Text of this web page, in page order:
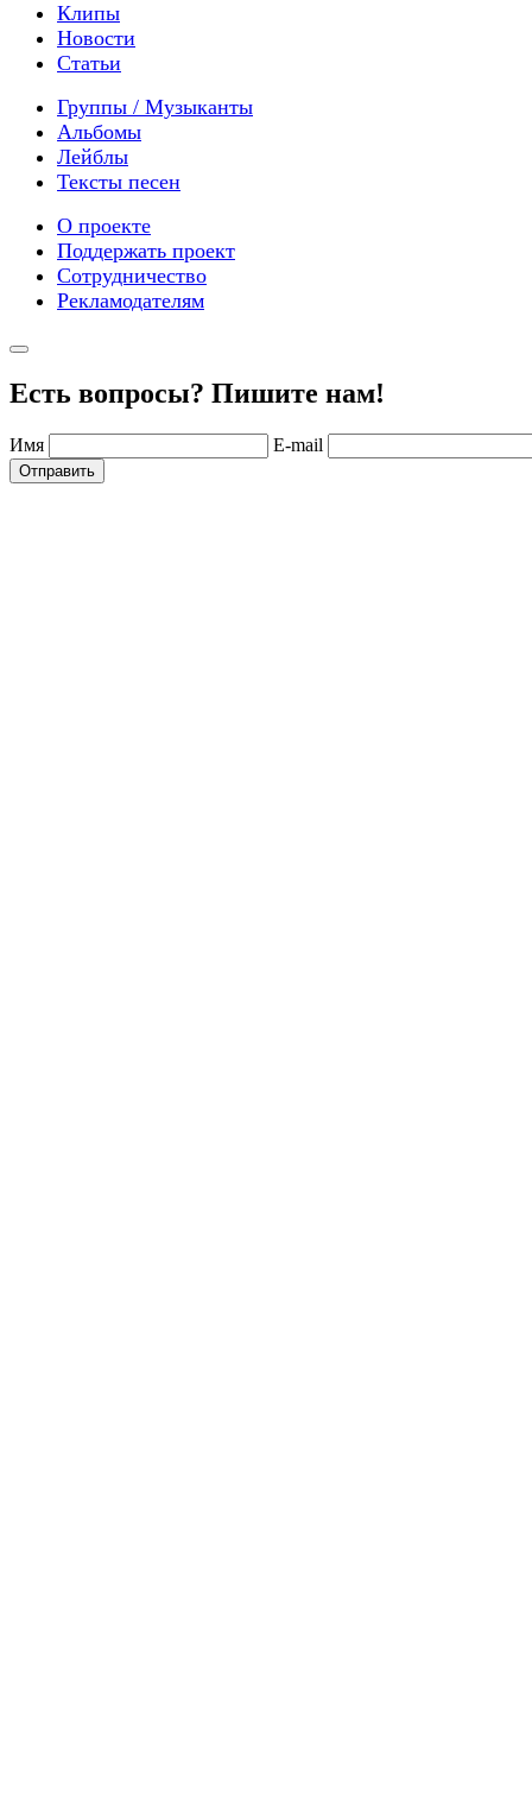
Клипы
Новости
Статьи
Группы / Музыканты
Альбомы
Лейблы
Тексты песен
О проекте
Поддержать проект
Сотрудничество
Рекламодателям
Есть вопросы? Пишите нам!
Имя E-mail